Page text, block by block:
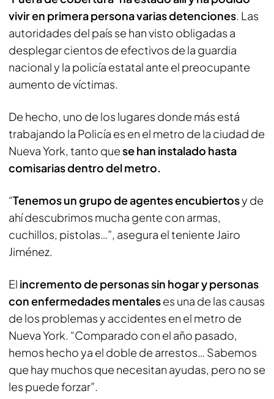
vivir en primera persona varias detenciones. Las
autoridades del país se han visto obligadas a
desplegar cientos de efectivos de la guardia
nacional y la policía estatal ante el preocupante
aumento de víctimas.
De hecho, uno de los lugares donde más está
trabajando la Policía es en el metro de la ciudad de
Nueva York, tanto quese han instalado hasta
comisarias dentro del metro.
“Tenemos un grupo de agentes encubiertosy de
ahí descubrimos mucha gente con armas,
cuchillos, pistolas…”, asegura el teniente Jairo
Jiménez.
El incremento de personas sin hogar y personas
con enfermedades mentaleses una de las causas
de los problemas y accidentes en el metro de
Nueva York. “Comparado con el año pasado,
hemos hecho ya el doble de arrestos… Sabemos
que hay muchos que necesitan ayudas, pero no se
les puede forzar”.